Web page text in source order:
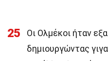
25
Οι Ολμέκοι ήταν
δημιουργώντας